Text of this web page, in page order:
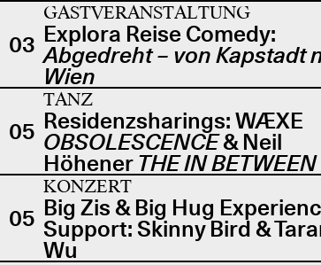
03
GASTVERANSTALTUNG
Explora Reise Comedy:
Abgedreht – von Kapstadt
Wien
05
TANZ
Residenzsharings: WÆXE
OBSOLESCENCE& Neil
Höhener THE IN BETWEEN
05
KONZERT
Big Zis & Big Hug
Support: Skinny Bird &
Wu